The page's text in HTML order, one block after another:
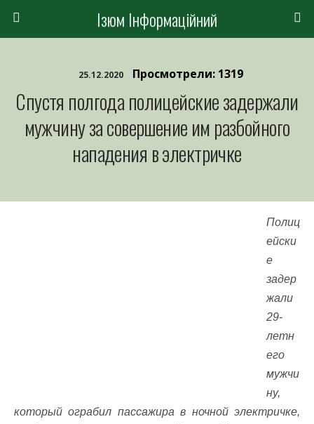
Ізюм Інформаційний
25.12.2020 Просмотрели: 1319
Спустя полгода полицейские задержали
мужчину за совершение им разбойного
нападения в электричке
Полиц
ейски
е
задер
жали
29-
летн
его
мужчи
ну,
который ограбил пассажира в ночной электричке,